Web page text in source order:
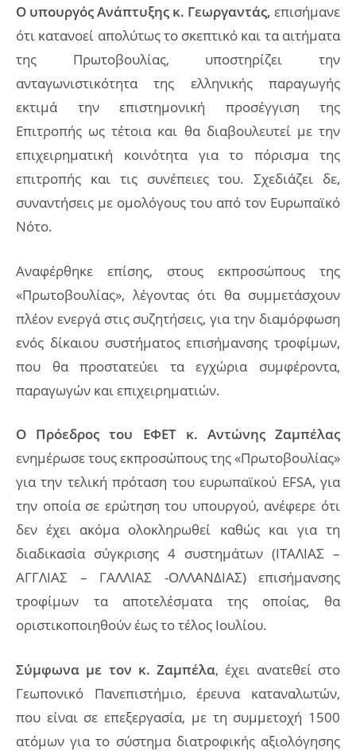
Ο υπουργός Ανάπτυξης κ. Γεωργαντάς, επισήμανε
ότι κατανοεί απολύτως το σκεπτικό και τα αιτήματα
της Πρωτοβουλίας, υποστηρίζει την
ανταγωνιστικότητα της ελληνικής παραγωγής
εκτιμά την επιστημονική προσέγγιση της
Επιτροπής ως τέτοια και θα διαβουλευτεί με την
επιχειρηματική κοινότητα για το πόρισμα της
επιτροπής και τις συνέπειες του. Σχεδιάζει δε,
συναντήσεις με ομολόγους του από τον Ευρωπαϊκό
Νότο.
Αναφέρθηκε επίσης, στους εκπροσώπους της
«Πρωτοβουλίας», λέγοντας ότι θα συμμετάσχουν
πλέον ενεργά στις συζητήσεις, για την διαμόρφωση
ενός δίκαιου συστήματος επισήμανσης τροφίμων,
που θα προστατεύει τα εγχώρια συμφέροντα,
παραγωγών και επιχειρηματιών.
Ο Πρόεδρος του ΕΦΕΤ κ. Αντώνης Ζαμπέλας
ενημέρωσε τους εκπροσώπους της «Πρωτοβουλίας»
για την τελική πρόταση του ευρωπαϊκού EFSA, για
την οποία σε ερώτηση του υπουργού, ανέφερε ότι
δεν έχει ακόμα ολοκληρωθεί καθώς και για τη
διαδικασία σύγκρισης 4 συστημάτων (ΙΤΑΛΙΑΣ –
ΑΓΓΛΙΑΣ – ΓΑΛΛΙΑΣ -ΟΛΛΑΝΔΙΑΣ) επισήμανσης
τροφίμων τα αποτελέσματα της οποίας, θα
οριστικοποιηθούν έως το τέλος Ιουλίου.
Σύμφωνα με τον κ. Ζαμπέλα, έχει ανατεθεί στο
Γεωπονικό Πανεπιστήμιο, έρευνα καταναλωτών,
που είναι σε επεξεργασία, με τη συμμετοχή 1500
ατόμων για το σύστημα διατροφικής αξιολόγησης